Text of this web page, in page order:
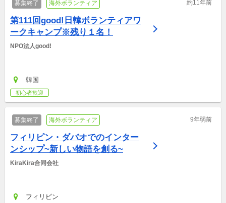
募集終了 海外ボランティア 約11年前
第111回good!日韓ボランティアワ
ークキャンプ※残り１名！
NPO法人good!
韓国
初心者歓迎
募集終了 海外ボランティア 9年弱前
フィリピン・ダバオでのインター
ンシップ~新しい物語を創る~
KiraKira合同会社
フィリピン